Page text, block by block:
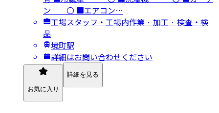
ン 〇 ■エアコン…
工場スタッフ・工場内作業 · 加工 · 検査・検
品
境町駅
詳細はお問い合わせください
お気に入り
詳細を見る